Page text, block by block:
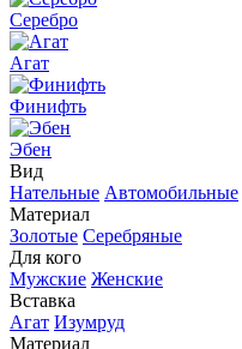
Серебро
Агат
Финифть
Эбен
Вид
Нательные Автомобильные
Материал
Золотые Серебряные
Для кого
Мужские Женские
Вставка
Агат Изумруд
Материал